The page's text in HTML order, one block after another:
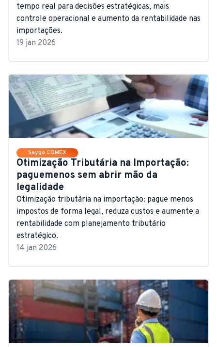
tempo real para decisões estratégicas, mais
controle operacional e aumento da rentabilidade nas
importações.
19 jan 2026
Saygo COMEX
Otimização Tributária na Importação:
paguemenos sem abrir mão da
legalidade
Otimização tributária na importação: pague menos
impostos de forma legal, reduza custos e aumente a
rentabilidade com planejamento tributário
estratégico.
14 jan 2026